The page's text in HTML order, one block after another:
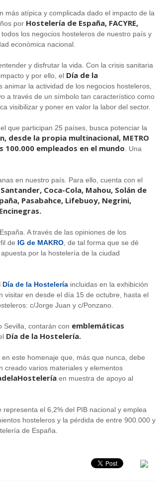
más atípica y complicada dado el impacto de la
por Hostelería de España, FACYRE,
los negocios hosteleros de nuestro país y
económica nacional.
y disfrutar la vida. Con la crisis sanitaria
y por ello, el Día de la
la actividad de los negocios hosteleros,
a través de un símbolo tan característico como
visibilizar y poner en valor la labor del sector.
que participan 25 países, busca potenciar la
la propia multinacional, METRO
empleados en el mundo . Una
en nuestro país. Para ello, cuenta con el
Coca-Cola, Mahou, Solán de
Pasabahce, Lifebuoy, Negrini,
A través de las opiniones de los
de IG de MAKRO , de tal forma que se dé
por la hostelería de la ciudad
Día de la Hostelería incluidas en la exhibición
visitar en desde el día 15 de octubre, hasta el
c/Jorge Juan y c/Ponzano.
Sevilla, contarán con emblemáticas
Día de la Hostelería.
este homenaje que, más que nunca, debe
creado varios materiales y elementos
en muestra de apoyo al
el 6,2% del PIB nacional y emplea
hosteleros y la pérdida de entre 900.000 y
de España.